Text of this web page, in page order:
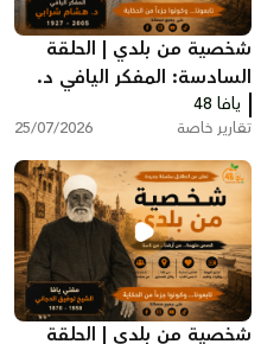
شخصية من بلدي | الحلقة
السادسة: المفكر اليافي د.
هشام شرابي
يافا 48
تقارير خاصة 25/07/2026
شخصية من بلدي | الحلقة